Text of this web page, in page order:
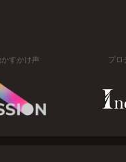
すかけ声 プロ